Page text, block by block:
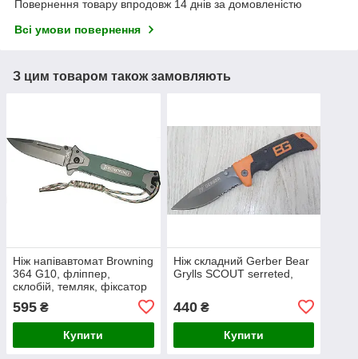
Повернення товару впродовж 14 днів за домовленістю
Всі умови повернення
З цим товаром також замовляють
Ніж напівавтомат Browning
364 G10, фліппер,
склобій, темляк, фіксатор
595 ₴
Купити
Ніж складний Gerber Bear
Grylls SCOUT serreted,
440₴
Купити